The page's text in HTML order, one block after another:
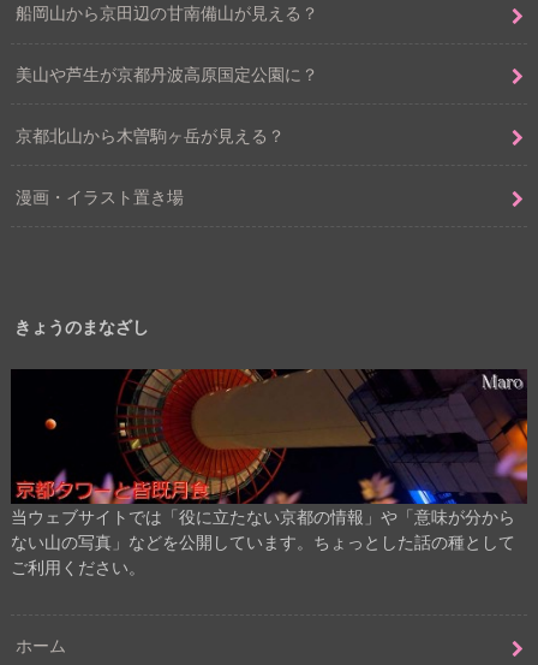
船岡山から京田辺の甘南備山が見える？
美山や芦生が京都丹波高原国定公園に？
京都北山から木曽駒ヶ岳が見える？
漫画・イラスト置き場
きょうのまなざし
当ウェブサイトでは「役に立たない京都の情報」や「意味が分から
ない山の写真」などを公開しています。ちょっとした話の種として
ご利用ください。
ホーム